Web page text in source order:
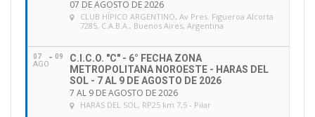
07 DE AGOSTO DE 2026
CLUB HÍPICO ARGENTINO, Av Pres. Figueroa Alcorta
7285, C.A.B.A., Buenos Aires, Argentina
07
AGO
09
C.I.C.O. "C" - 6° FECHA ZONA
METROPOLITANA NOROESTE - HARAS DEL
SOL - 7 AL 9 DE AGOSTO DE 2026
7 AL 9 DE AGOSTO DE 2026
HARAS DEL SOL, RP25 km 7,5 - Pilar